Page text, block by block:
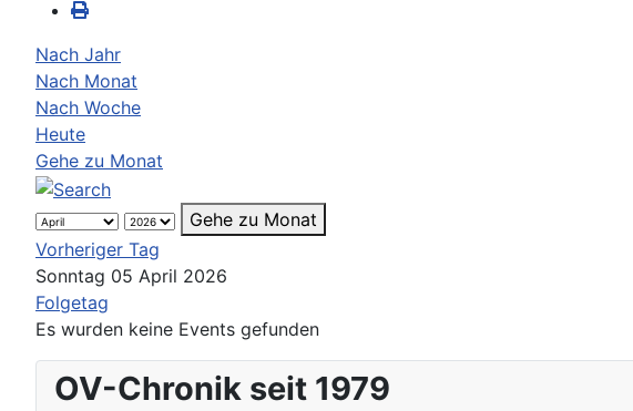
OV-Chronik seit 1979
Nach Jahr
Nach Monat
Nach Woche
Heute
Gehe zu Monat
Gehe zu Monat
Vorheriger Tag
Sonntag 05 April 2026
Folgetag
Es wurden keine Events gefunden